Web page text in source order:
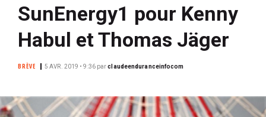
c
i
SunEnergy1 pour Kenny
Habul et Thomas Jäger
BRÈVE 5 AVR. 2019 • 9:36 par claudeenduranceinfocom